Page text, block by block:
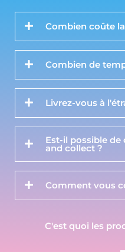
Combien coûte
Combien de
Livrez-vous à
Est-il possible
and collect ?
Comment vous
C'est quoi les